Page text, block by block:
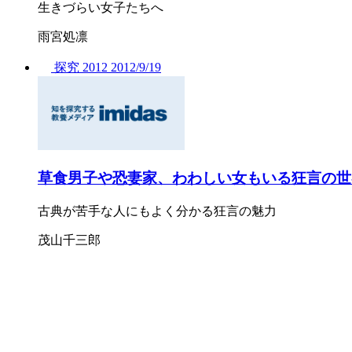
生きづらい女子たちへ
雨宮処凛
探究 2012 2012/9/19
草食男子や恐妻家、わわしい女もいる狂言の
古典が苦手な人にもよく分かる狂言の魅力
茂山千三郎